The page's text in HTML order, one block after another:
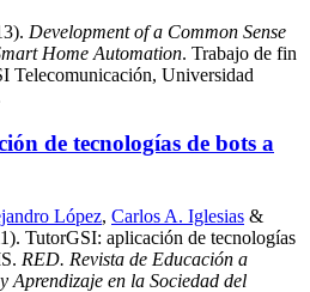
Development of a Common Sense
Home Automation. Trabajo de fin
Telecomunicación, Universidad
de tecnologías de bots a
López, Carlos A. Iglesias &
TutorGSI: aplicación de tecnologías
RED. Revista de Educación a
Aprendizaje en la Sociedad del